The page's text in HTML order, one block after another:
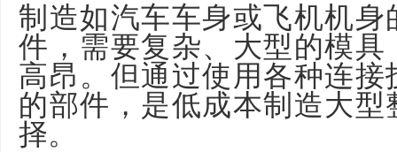
制造如汽车车身或飞机机
件，需要复杂、大型的模
高昂。但通过使用各种连
的部件，是低成本制造大
择。